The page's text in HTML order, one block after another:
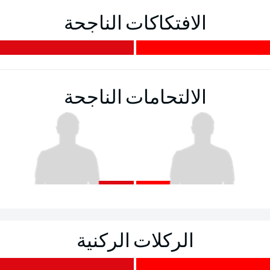
الافتكاكات الناجحة
الالتحامات الناجحة
الركلات الركنية